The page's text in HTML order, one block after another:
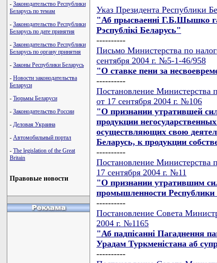
- Законодательство Республики
Беларусь по темам
- Законодательство Республики
Беларусь по дате принятия
- Законодательство Республики
Беларусь по органу принятия
- Законы Республики Беларусь
- Новости законодательства
Беларуси
- Тюрьмы Беларуси
- Законодательство России
- Деловая Украина
- Автомобильный портал
- The legislation of the Great
Britain
Правовые новости
Указ Президента Республики
"Аб прысваеннi Г.Б.Шышко
Рэспублiкi Беларусь"
----------
Письмо Министерства по
сентября 2004 г. №5-1-46/958
"О ставке пени за
----------
Постановление Министерства
от 17 сентября 2004 г. №106
"О признании утратившей
продукции
осуществляющих свою
Беларусь, к продукции
----------
Постановление Министерства
17 сентября 2004 г. №11
"О признании утратившим
промышленности Республики
----------
Постановление Совета
2004 г. №1165
"Аб падпiсаннi Пагаднення
Урадам Туркменiстана аб
----------